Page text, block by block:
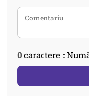
0 caractere ::